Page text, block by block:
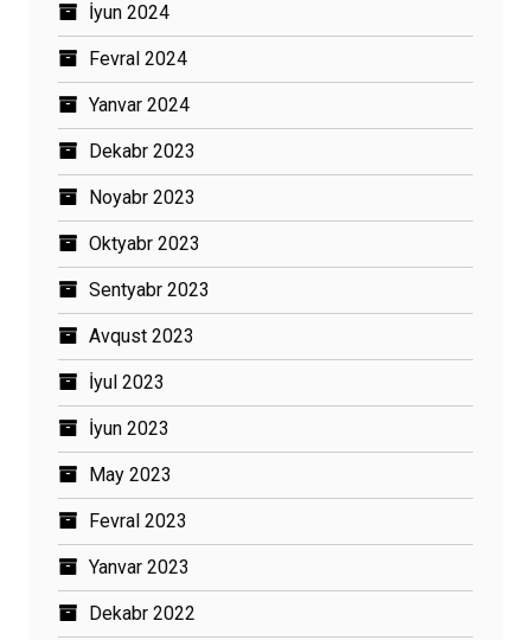
İyun 2024
Fevral 2024
Yanvar 2024
Dekabr 2023
Noyabr 2023
Oktyabr 2023
Sentyabr 2023
Avqust 2023
İyul 2023
İyun 2023
May 2023
Fevral 2023
Yanvar 2023
Dekabr 2022